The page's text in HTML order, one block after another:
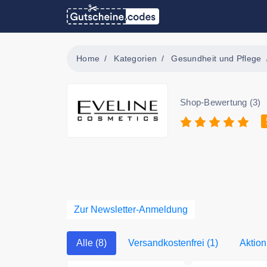
Home Kategorien Gesundheit und Pflege
Shop-Bewertung (3)
Zur Newsletter-Anmeldung
Alle (8) Versandkostenfrei (1)